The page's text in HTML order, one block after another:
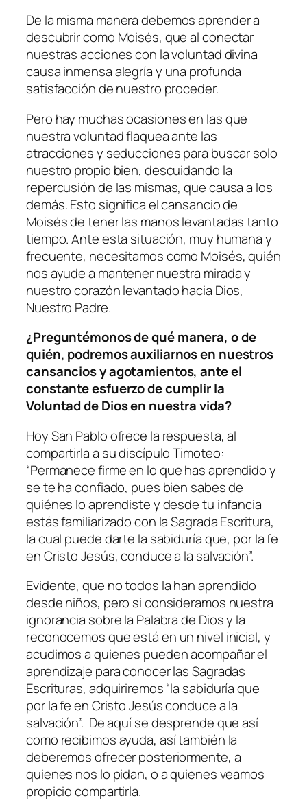
De la misma manera debemos aprender a
descubrir como Moisés, que al conectar
nuestras acciones con la voluntad divina
causa inmensa alegría y una profunda
satisfacción de nuestro proceder.
Pero hay muchas ocasiones en las que
nuestra voluntad flaquea ante las
atracciones y seducciones para buscar solo
nuestro propio bien, descuidando la
repercusión de las mismas, que causa a los
demás. Esto significa el cansancio de
Moisés de tener las manos levantadas tanto
tiempo. Ante esta situación, muy humana y
frecuente, necesitamos como Moisés, quién
nos ayude a mantener nuestra mirada y
nuestro corazón levantado hacia Dios,
Nuestro Padre.
¿Preguntémonos de qué manera, o de
quién, podremos auxiliarnos en nuestros
cansancios y agotamientos, ante el
constante esfuerzo de cumplir la
Voluntad de Dios en nuestra vida?
Hoy San Pablo ofrece la respuesta, al
compartirla a su discípulo Timoteo:
“Permanece firme en lo que has aprendido y
se te ha confiado, pues bien sabes de
quiénes lo aprendiste y desde tu infancia
estás familiarizado con la Sagrada Escritura,
la cual puede darte la sabiduría que, por la fe
en Cristo Jesús, conduce a la salvación”.
Evidente, que no todos la han aprendido
desde niños, pero si consideramos nuestra
ignorancia sobre la Palabra de Dios y la
reconocemos que está en un nivel inicial, y
acudimos a quienes pueden acompañar el
aprendizaje para conocer las Sagradas
Escrituras, adquiriremos “la sabiduría que
por la fe en Cristo Jesús conduce a la
salvación”. De aquí se desprende que así
como recibimos ayuda, así también la
deberemos ofrecer posteriormente, a
quienes nos lo pidan, o a quienes veamos
propicio compartirla.